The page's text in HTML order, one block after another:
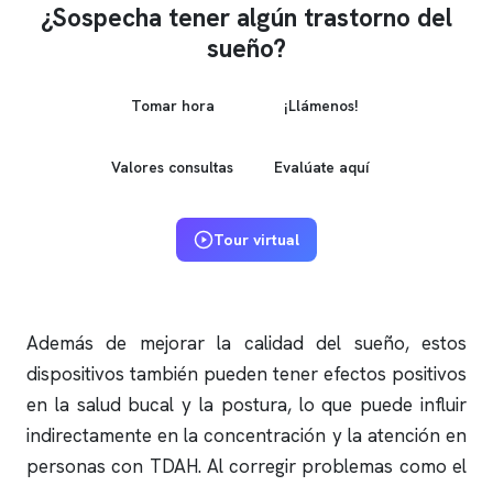
¿Sospecha tener algún trastorno del
sueño?
Tomar hora ¡Llámenos!
Valores consultas Evalúate aquí
Tour virtual
Además de mejorar la calidad del sueño, estos
dispositivos también pueden tener efectos positivos
en la salud bucal y la postura, lo que puede influir
indirectamente en la concentración y la atención en
personas con TDAH. Al corregir problemas como el